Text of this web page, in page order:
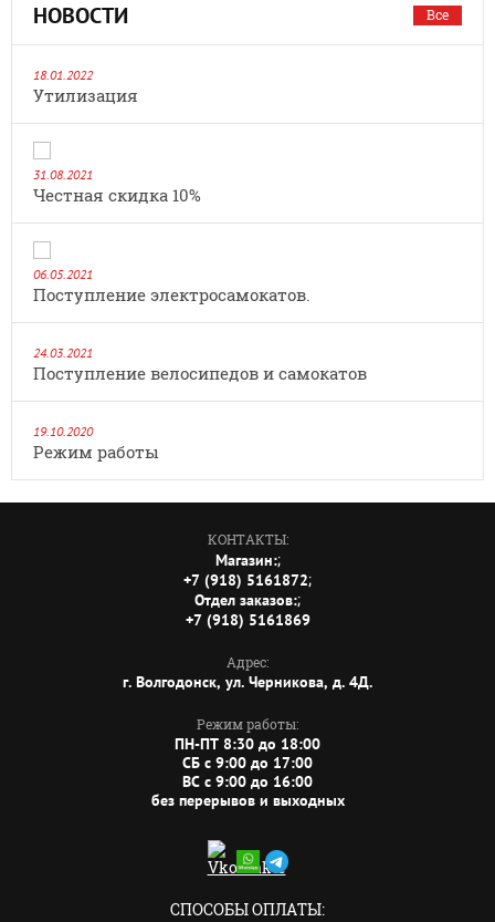
НОВОСТИ Все
18.01.2022
Утилизация
31.08.2021
Честная скидка 10%
06.05.2021
Поступление электросамокатов.
24.03.2021
Поступление велосипедов и самокатов
19.10.2020
Режим работы
КОНТАКТЫ:
Магазин:;
+7 (918) 5161872;
Отдел заказов:;
+7 (918) 5161869
Адрес:
г. Волгодонск, ул. Черникова, д. 4Д.
Режим работы:
ПН-ПТ 8:30 до 18:00
СБ c 9:00 до 17:00
ВС c 9:00 до 16:00
без перерывов и выходных
СПОСОБЫ ОПЛАТЫ: